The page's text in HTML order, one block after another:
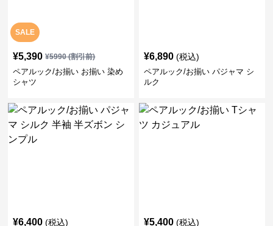
SALE
¥5,390 ¥5990(割引前)
ペアルック/お揃い お揃い 染め
シャツ
¥6,890 (税込)
ペアルック/お揃い パジャマ シ
ルク
¥6,400 (税込) ¥5,400 (税込)